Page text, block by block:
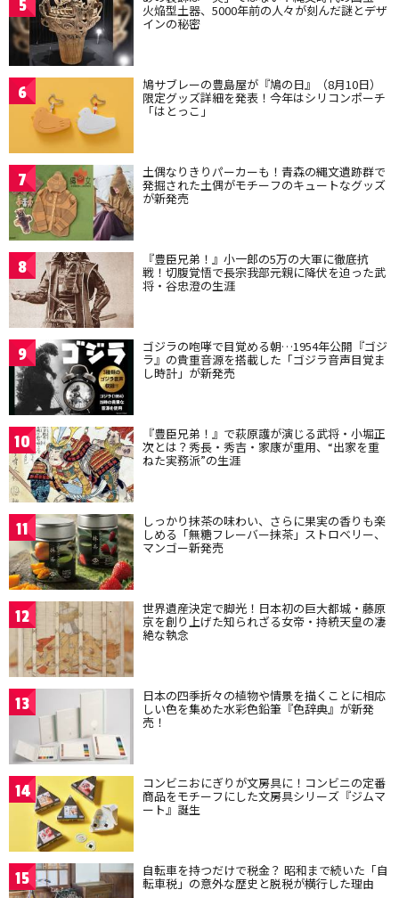
5 火焔型土器、5000年前の人々が刻んだ謎とデザ
インの秘密
6 鳩サブレーの豊島屋が『鳩の日』（8月10日）
限定グッズ詳細を発表！今年はシリコンポーチ
「はとっこ」
7 土偶なりきりパーカーも！青森の縄文遺跡群で
発掘された土偶がモチーフのキュートなグッズ
が新発売
8 『豊臣兄弟！』小一郎の5万の大軍に徹底抗
戦！切腹覚悟で長宗我部元親に降伏を迫った武
将・谷忠澄の生涯
9 ゴジラの咆哮で目覚める朝…1954年公開『ゴジ
ラ』の貴重音源を搭載した「ゴジラ音声目覚ま
し時計」が新発売
10 『豊臣兄弟！』で萩原護が演じる武将・小堀正
次とは？秀長・秀吉・家康が重用、“出家を重
ねた実務派”の生涯
11 しっかり抹茶の味わい、さらに果実の香りも楽
しめる「無糖フレーバー抹茶」ストロベリー、
マンゴー新発売
12 世界遺産決定で脚光！日本初の巨大都城・藤原
京を創り上げた知られざる女帝・持統天皇の凄
絶な執念
13 日本の四季折々の植物や情景を描くことに相応
しい色を集めた水彩色鉛筆『色辞典』が新発
売！
14 コンビニおにぎりが文房具に！コンビニの定番
商品をモチーフにした文房具シリーズ『ジムマ
ート』誕生
15 自転車を持つだけで税金？ 昭和まで続いた「自
転車税」の意外な歴史と脱税が横行した理由